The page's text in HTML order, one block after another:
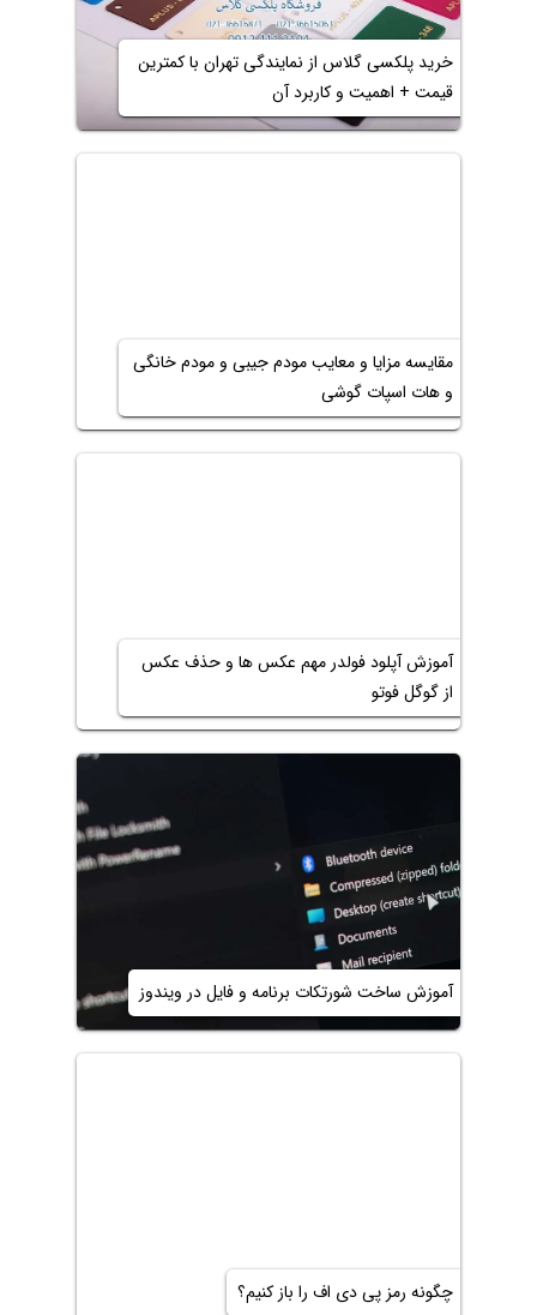
خرید پلکسی گلاس از نمایندگی تهران با کمترین
قیمت + اهمیت و کاربرد آن
مقایسه مزایا و معایب مودم جیبی و مودم خانگی
و هات اسپات گوشی
آموزش آپلود فولدر مهم عکس ها و حذف عکس
از گوگل فوتو
آموزش ساخت شورتکات برنامه و فایل در ویندوز
چگونه رمز پی دی اف را باز کنیم؟